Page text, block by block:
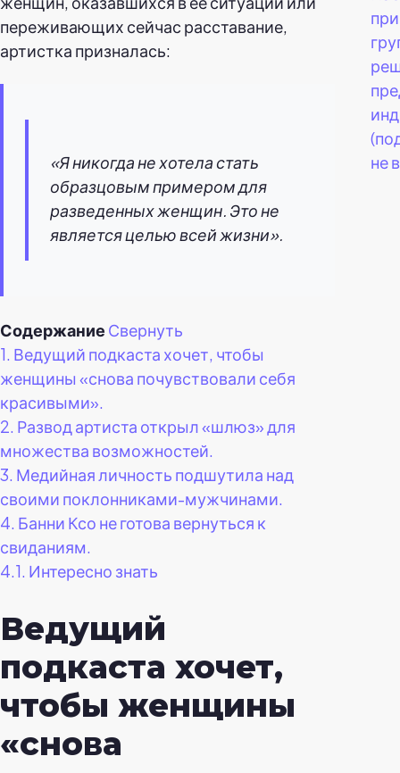
переживающих сейчас расставание,
артистка призналась:
«Я никогда не хотела стать
образцовым примером для
разведенных женщин. Это не
является целью всей жизни».
Содержание Свернуть
1. Ведущий подкаста хочет, чтобы
женщины «снова почувствовали себя
красивыми».
2. Развод артиста открыл «шлюз» для
множества возможностей.
3. Медийная личность подшутила над
своими поклонниками-мужчинами.
4. Банни Ксо не готова вернуться к
свиданиям.
4.1. Интересно знать
Ведущий
подкаста хочет,
чтобы женщины
«снова
не